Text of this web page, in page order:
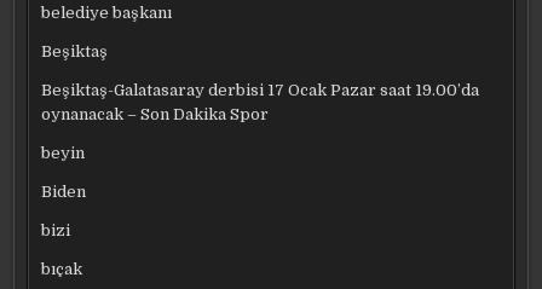
belediye başkanı
Beşiktaş
Beşiktaş-Galatasaray derbisi 17 Ocak Pazar saat 19.00’da
oynanacak – Son Dakika Spor
beyin
Biden
bizi
bıçak